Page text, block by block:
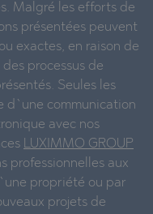
Malgré les efforts de
présentées peuvent
exactes, en raison de
processus de
Seules les
d`une communication
avec nos
LUXIMMO GROUP
professionnelles aux
propriété ou par
projets de